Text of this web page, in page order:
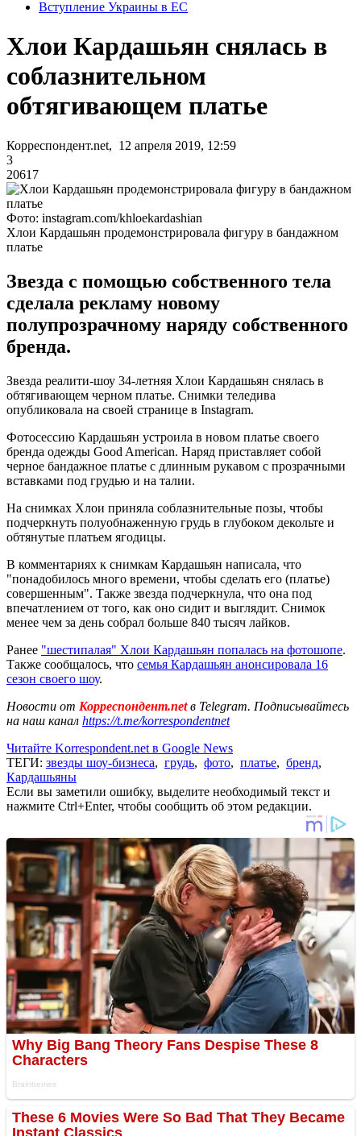
Вступление Украины в ЕС
Хлои Кардашьян снялась в
соблазнительном
обтягивающем платье
Корреспондент.net, 12 апреля 2019, 12:59
3
20617
Фото: instagram.com/khloekardashian
Хлои Кардашьян продемонстрировала фигуру в бандажном
платье
Звезда с помощью собственного тела
сделала рекламу новому
полупрозрачному наряду собственного
бренда.
Звезда реалити-шоу 34-летняя Хлои Кардашьян снялась в
обтягивающем черном платье. Снимки теледива
опубликовала на своей странице в Instagram.
Фотосессию Кардашьян устроила в новом платье своего
бренда одежды Good American. Наряд приставляет собой
черное бандажное платье с длинным рукавом с прозрачными
вставками под грудью и на талии.
На снимках Хлои приняла соблазнительные позы, чтобы
подчеркнуть полуобнаженную грудь в глубоком декольте и
обтянутые платьем ягодицы.
В комментариях к снимкам Кардашьян написала, что
"понадобилось много времени, чтобы сделать его (платье)
совершенным". Также звезда подчеркнула, что она под
впечатлением от того, как оно сидит и выглядит. Снимок
менее чем за день собрал больше 840 тысяч лайков.
Ранее "шестипалая" Хлои Кардашьян попалась на фотошопе.
Также сообщалось, что семья Кардашьян анонсировала 16
сезон своего шоу.
Новости от Корреспондент.netв Telegram. Подписывайтесь
на наш канал https://t.me/korrespondentnet
Читайте Korrespondent.net в Google News
ТЕГИ: звезды шоу-бизнеса, грудь, фото, платье, бренд,
Кардашьяны
Если вы заметили ошибку, выделите необходимый текст и
нажмите Ctrl+Enter, чтобы сообщить об этом редакции.